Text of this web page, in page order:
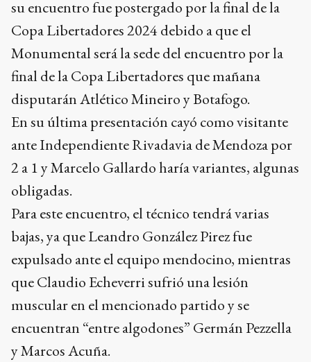
su encuentro fue postergado por la final de la
Copa Libertadores 2024 debido a que el
Monumental será la sede del encuentro por la
final de la Copa Libertadores que mañana
disputarán Atlético Mineiro y Botafogo.
En su última presentación cayó como visitante
ante Independiente Rivadavia de Mendoza por
2 a 1 y Marcelo Gallardo haría variantes, algunas
obligadas.
Para este encuentro, el técnico tendrá varias
bajas, ya que Leandro González Pirez fue
expulsado ante el equipo mendocino, mientras
que Claudio Echeverri sufrió una lesión
muscular en el mencionado partido y se
encuentran “entre algodones” Germán Pezzella
y Marcos Acuña.